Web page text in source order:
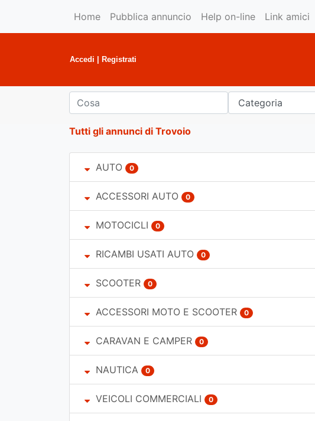
Home Pubblica annuncio Help on-line Link amici
Accedi Registrati
Tutti gli annunci di Trovoio
AUTO 0
ACCESSORI AUTO 0
MOTOCICLI 0
RICAMBI USATI AUTO 0
SCOOTER 0
ACCESSORI MOTO E SCOOTER 0
CARAVAN E CAMPER 0
NAUTICA 0
VEICOLI COMMERCIALI 0